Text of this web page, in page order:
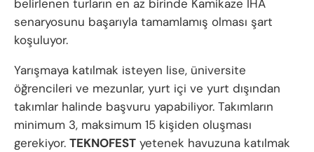
belirlenen turların en az birinde Kamikaze İHA
senaryosunu başarıyla tamamlamış olması şart
koşuluyor.
Yarışmaya katılmak isteyen lise, üniversite
öğrencileri ve mezunlar, yurt içi ve yurt dışından
takımlar halinde başvuru yapabiliyor. Takımların
minimum 3, maksimum 15 kişiden oluşması
gerekiyor. TEKNOFEST yetenek havuzuna katılmak